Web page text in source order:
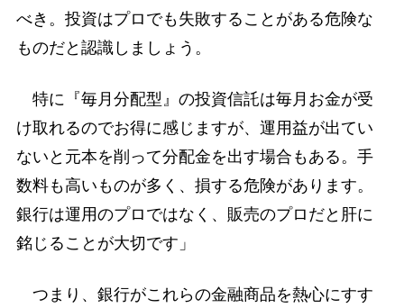
べき。投資はプロでも失敗することがある危険な
ものだと認識しましょう。
特に『毎月分配型』の投資信託は毎月お金が受
け取れるのでお得に感じますが、運用益が出てい
ないと元本を削って分配金を出す場合もある。手
数料も高いものが多く、損する危険があります。
銀行は運用のプロではなく、販売のプロだと肝に
銘じることが大切です」
つまり、銀行がこれらの金融商品を熱心にすす